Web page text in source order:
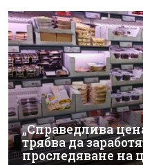
„Справедлива
трябва да
проследяване на